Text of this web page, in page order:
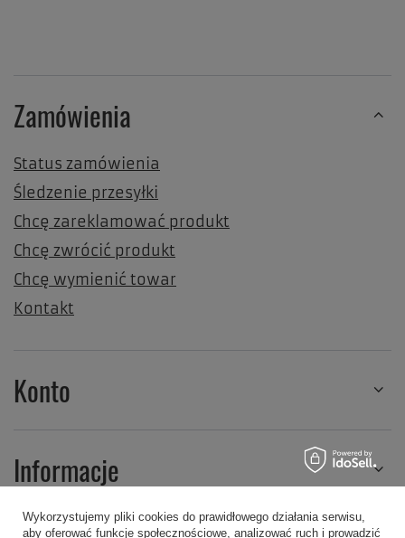
Zamówienia
Status zamówienia
Śledzenie przesyłki
Chcę zareklamować produkt
Chcę zwrócić produkt
Chcę wymienić towar
Kontakt
Konto
Informacje
Wykorzystujemy pliki cookies do prawidłowego działania serwisu,
aby oferować funkcje społecznościowe, analizować ruch i prowadzić